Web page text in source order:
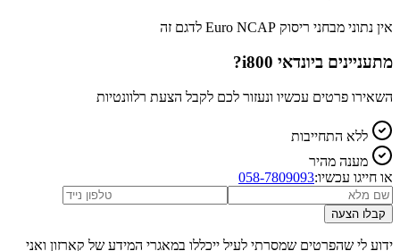
אין נתוני מבחני ריסוק Euro NCAP לדגם זה
מתעניינים ביונדאי i800 ?
השאירו פרטים עכשיו ונעזור לכם לקבל הצעת רלוונטיות
ללא התחייבות
מענה מהיר
או חייגו עכשיו:058-7809093
קבלו הצעה
ידוע לי שהפרטים שמסרתי לעיל ייכללו במאגרי המידע של קארזון ואני